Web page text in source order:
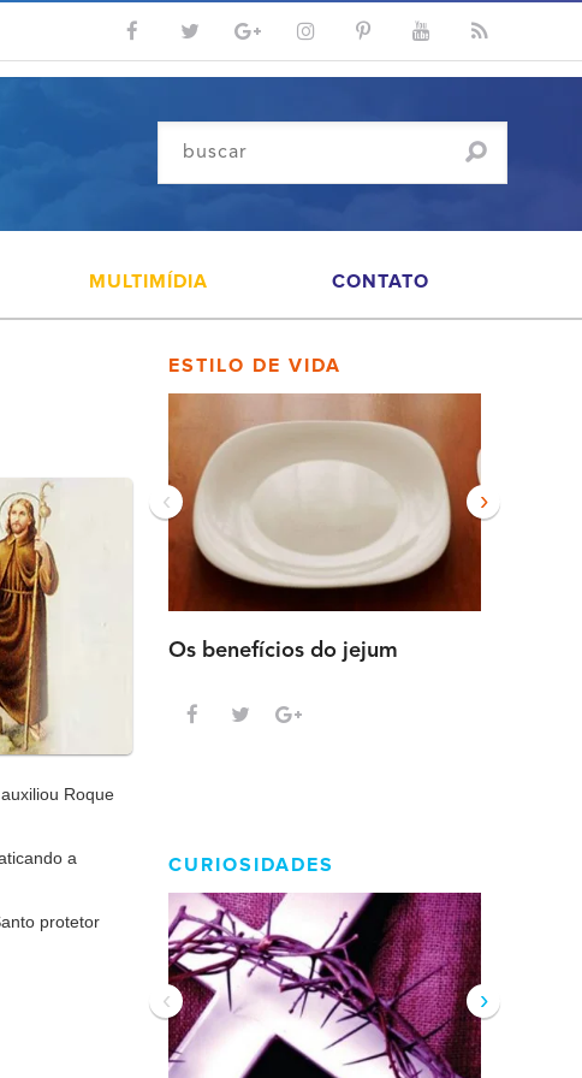
MULTIMÍDIA CONTATO
Roque
a
protetor
ESTILO DE VIDA
Os benefícios do jejum
‹ ›
CURIOSIDADES
‹ ›